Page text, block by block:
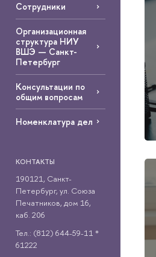
Сотрудники
Организационная
структура НИУ
ВШЭ — Санкт-
Петербург
Консультации по
общим вопросам
Номенклатура дел
КОНТАКТЫ
190121, Санкт-
Петербург, ул. Союза
Печатников, дом 16,
каб. 206
Тел.: (812) 644-59-11 *
61222